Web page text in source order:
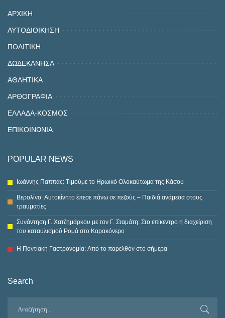
ΑΡΧΙΚΗ
ΑΥΤΟΔΙΟΙΚΗΣΗ
ΠΟΛΙΤΙΚΗ
ΔΩΔΕΚΑΝΗΣΑ
ΑΘΛΗΤΙΚΑ
ΑΡΘΟΓΡΑΦΙΑ
ΕΛΛΑΔΑ-ΚΟΣΜΟΣ
ΕΠΙΚΟΙΝΩΝΙΑ
POPULAR NEWS
Ιωάννης Παππάς: Τιμούμε το Ηρωικό Ολοκαύτωμα της Κάσου
Βερολίνο: Αυτοκίνητο έπεσε πάνω σε πεζούς – Παιδιά ανάμεσα στους
τραυματίες
Συνάντηση Γ. Χατζημάρκου με τον Γ. Σταμάτη: Στο επίκεντρο η διαχείριση
του καταυλισμού Ρομά στο Καρακόνερο
Η Ποντιακή Γαστρονομία: Από το παρελθόν στο σήμερα
Search